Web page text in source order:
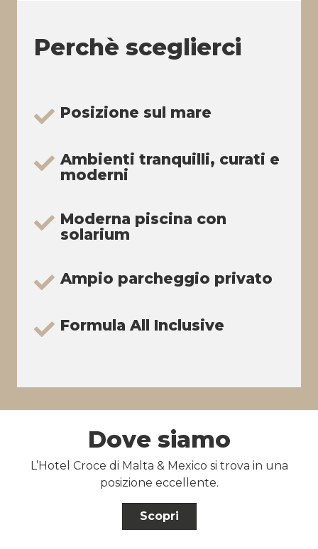
Perchè sceglierci
Posizione sul mare
Ambienti tranquilli, curati e
moderni
Moderna piscina con
solarium
Ampio parcheggio privato
Formula All Inclusive
Dove siamo
L’Hotel Croce di Malta & Mexico si trova in una
posizione eccellente.
Scopri